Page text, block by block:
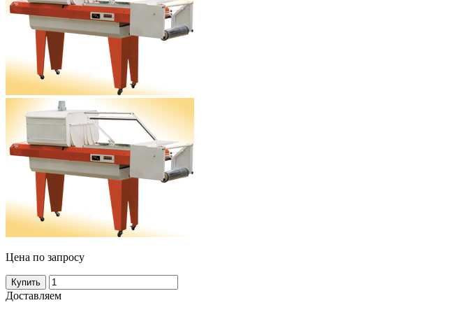
Цена по запросу
Купить
Доставляем